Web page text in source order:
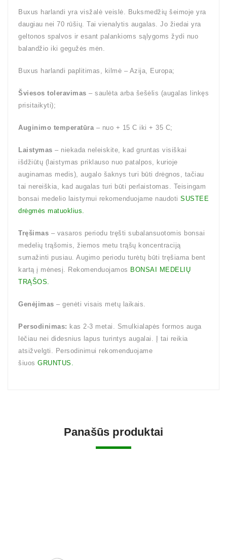
Buxus harlandi yra visžalė veislė. Buksmedžių šeimoje yra
daugiau nei 70 rūšių. Tai vienalytis augalas. Jo žiedai yra
geltonos spalvos ir esant palankioms sąlygoms žydi nuo
balandžio iki gegužės mėn.
Buxus harlandi paplitimas, kilmė – Azija, Europa;
Šviesos toleravimas – saulėta arba šešėlis (augalas linkęs
prisitaikyti);
Auginimo temperatūra– nuo + 15 C iki + 35 C;
Laistymas – niekada neleiskite, kad gruntas visiškai
išdžiūtų (laistymas priklauso nuo patalpos, kurioje
auginamas medis), augalo šaknys turi būti drėgnos, tačiau
tai nereiškia, kad augalas turi būti perlaistomas. Teisingam
bonsai medelio laistymui rekomenduojame naudoti SUSTEE
drėgmės matuoklius.
Tręšimas – vasaros periodu tręšti subalansuotomis bonsai
medelių trąšomis, žiemos metu trąšų koncentraciją
sumažinti pusiau. Augimo periodu turėtų būti tręšiama bent
kartą į mėnesį. Rekomenduojamos BONSAI MEDELIŲ
TRĄŠOS.
Genėjimas – genėti visais metų laikais.
Persodinimas: kas 2-3 metai. Smulkialapės formos auga
lėčiau nei didesnius lapus turintys augalai. Į tai reikia
atsižvelgti. Persodinimui rekomenduojame
šiuos GRUNTUS.
Panašūs produktai